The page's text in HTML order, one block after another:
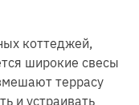
коттеджей,
широкие свесы
террасу
и устраивать